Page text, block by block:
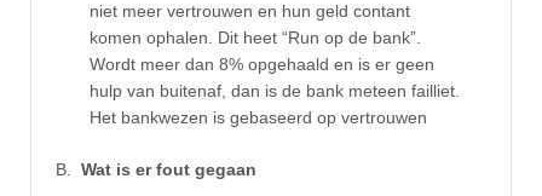
niet meer vertrouwen en hun geld contant
komen ophalen. Dit heet “Run op de bank”.
Wordt meer dan 8% opgehaald en is er geen
hulp van buitenaf, dan is de bank meteen failliet.
Het bankwezen is gebaseerd op vertrouwen
B. Wat is er fout gegaan